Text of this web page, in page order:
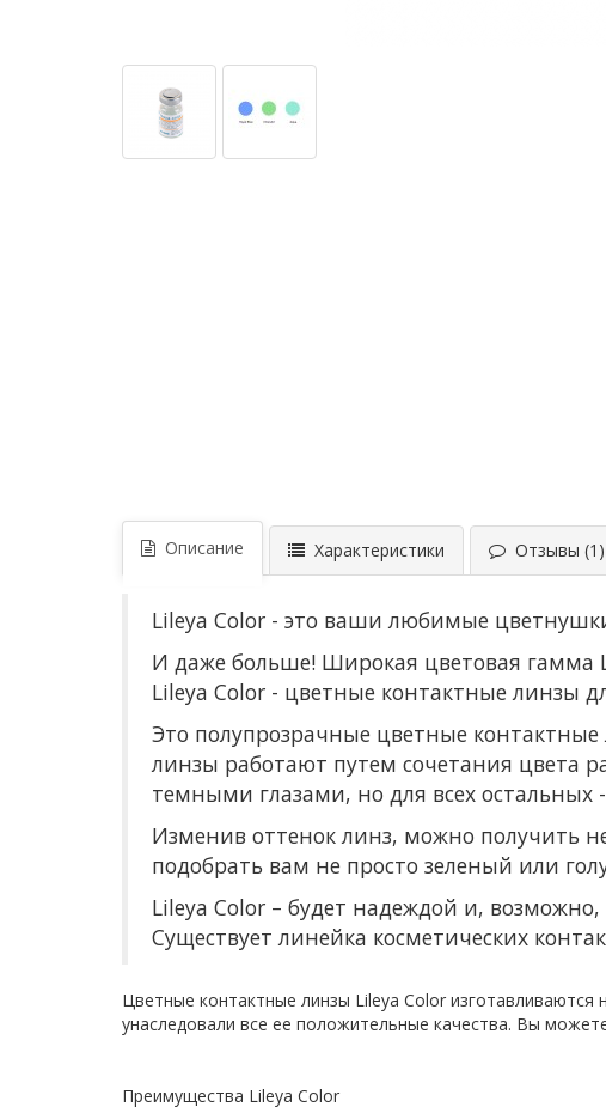
Описание Характеристики Отзывы (1)
Lileya Color - это ваши любимые
И даже больше! Широкая цветовая гамма
Lileya Color - цветные контактные линзы
Это полупрозрачные цветные
линзы работают путем сочетания цвета
темными глазами, но для всех остальных
Изменив оттенок линз, можно получить
подобрать вам не просто зеленый или
Lileya Color – будет надеждой и,
Существует линейка косметических
Цветные контактные линзы Lileya Color
унаследовали все ее положительные качества. Вы
Преимущества Lileya Color